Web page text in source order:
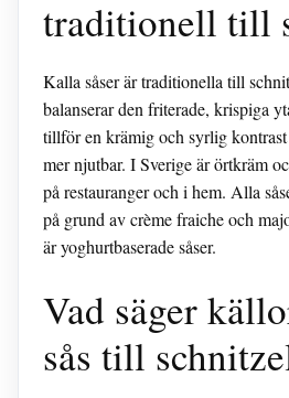
traditionell till
Kalla såser är traditionella till
balanserar den friterade, krispiga
tillför en krämig och syrlig
mer njutbar. I Sverige är örtkräm
på restauranger och i hem. Alla
på grund av crème fraiche och
är yoghurtbaserade såser.
Vad säger
sås till